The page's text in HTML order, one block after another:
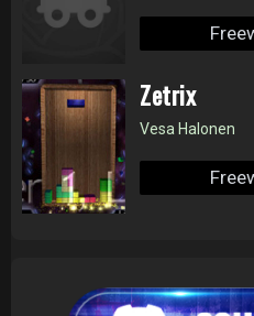
Zetrix
Vesa Halonen